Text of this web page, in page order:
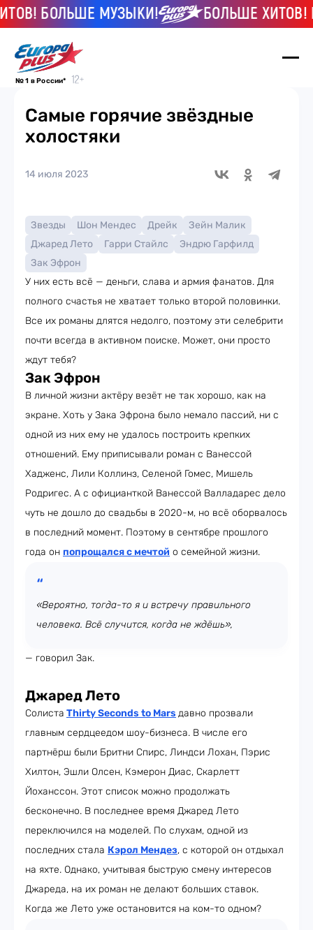
БОЛЬШЕ МУЗЫКИ! БОЛЬШЕ ХИТОВ!
№ 1 в России*
Самые горячие звёздные
холостяки
14 июля 2023
Звезды Шон Мендес Дрейк
Зейн Малик
Джаред Лето
Гарри Стайлс
Эндрю Гарфилд
Зак Эфрон
У них есть всё — деньги, слава и армия фанатов. Для
полного счастья не хватает только второй половинки.
Все их романы длятся недолго, поэтому эти селебрити
почти всегда в активном поиске. Может, они просто
ждут тебя?
Зак Эфрон
В личной жизни актёру везёт не так хорошо, как на
экране. Хоть у Зака Эфрона было немало пассий, ни с
одной из них ему не удалось построить крепких
отношений. Ему приписывали роман с Ванессой
Хадженс, Лили Коллинз, Селеной Гомес, Мишель
Родригес. А с официанткой Ванессой Валладарес дело
чуть не дошло до свадьбы в 2020-м, но всё оборвалось
в последний момент. Поэтому в сентябре прошлого
года он попрощался с мечтой о семейной жизни.
«Вероятно, тогда-то я и встречу правильного
человека. Всё случится, когда не ждёшь»,
— говорил Зак.
Джаред Лето
Солиста Thirty Seconds to Mars давно прозвали
главным сердцеедом шоу-бизнеса. В числе его
партнёрш были Бритни Спирс, Линдси Лохан, Пэрис
Хилтон, Эшли Олсен, Кэмерон Диас, Скарлетт
Йоханссон. Этот список можно продолжать
бесконечно. В последнее время Джаред Лето
переключился на моделей. По слухам, одной из
последних стала Кэрол Мендез, с которой он отдыхал
на яхте. Однако, учитывая быструю смену интересов
Джареда, на их роман не делают больших ставок.
Когда же Лето уже остановится на ком-то одном?